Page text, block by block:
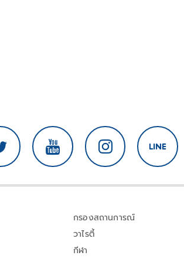
กรองสถานการณ์
วาไรตี้
กีฬา